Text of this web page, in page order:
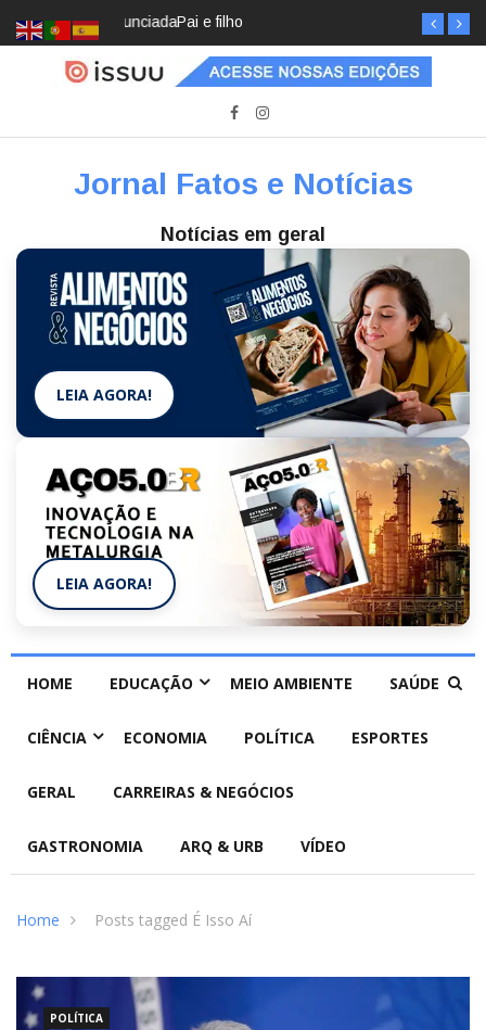
Pai e filho
Jornal Fatos e Notícias
Notícias em geral
LEIA AGORA!
LEIA AGORA!
HOME EDUCAÇÃO MEIO AMBIENTE SAÚDE
CIÊNCIA ECONOMIA POLÍTICA ESPORTES
GERAL CARREIRAS & NEGÓCIOS
GASTRONOMIA ARQ & URB VÍDEO
Home Posts tagged É Isso Aí
POLÍTICA